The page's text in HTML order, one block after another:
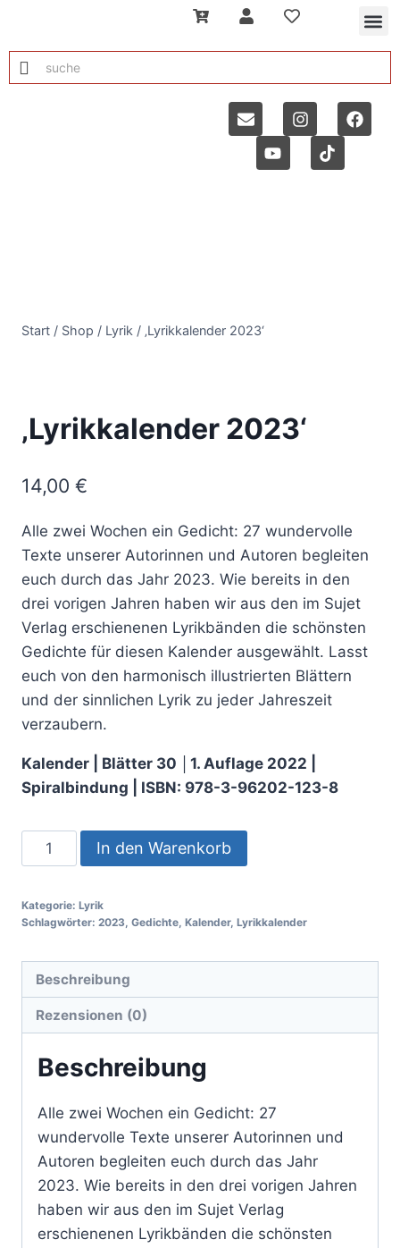
Start / Shop / Lyrik / ‚Lyrikkalender 2023‘
‚Lyrikkalender 2023‘
14,00 €
Alle zwei Wochen ein Gedicht: 27 wundervolle
Texte unserer Autorinnen und Autoren begleiten
euch durch das Jahr 2023. Wie bereits in den
drei vorigen Jahren haben wir aus den im Sujet
Verlag erschienenen Lyrikbänden die schönsten
Gedichte für diesen Kalender ausgewählt. Lasst
euch von den harmonisch illustrierten Blättern
und der sinnlichen Lyrik zu jeder Jahreszeit
verzaubern.
Kalender | Blätter 30 │1. Auflage 2022 |
Spiralbindung | ISBN: 978-3-96202-123-8
In den Warenkorb
Kategorie: Lyrik
Schlagwörter: 2023 Gedichte Kalender, Lyrikkalender
Beschreibung
Rezensionen (0)
Beschreibung
Alle zwei Wochen ein Gedicht: 27
wundervolle Texte unserer Autorinnen und
Autoren begleiten euch durch das Jahr
2023. Wie bereits in den drei vorigen Jahren
haben wir aus den im Sujet Verlag
erschienenen Lyrikbänden die schönsten